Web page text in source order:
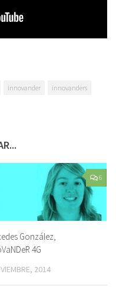
innovander
innovanders
6
González,
4G
2014